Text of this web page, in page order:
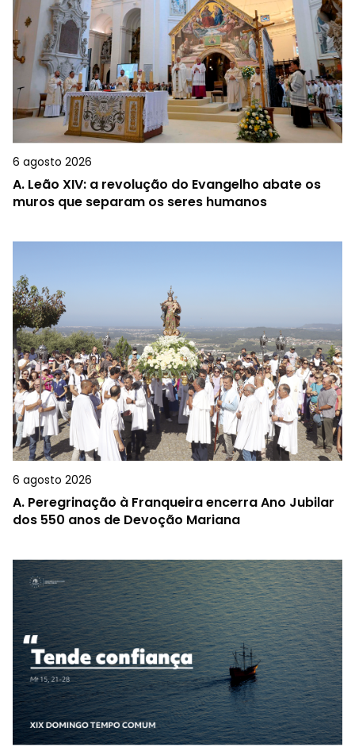
6 agosto 2026
A. Leão XIV: a revolução do Evangelho abate os
muros que separam os seres humanos
6 agosto 2026
A. Peregrinação à Franqueira encerra Ano Jubilar
dos 550 anos de Devoção Mariana